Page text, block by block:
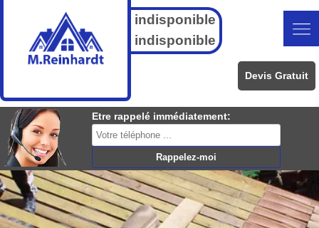
indisponible
indisponible
Devis Gratuit
Etre rappelé immédiatement: